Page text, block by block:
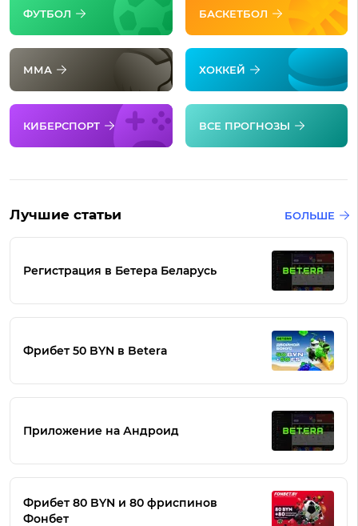
ФУТБОЛ БАСКЕТБОЛ
ММА ХОККЕЙ
КИБЕРСПОРТ ВСЕ ПРОГНОЗЫ
Лучшие статьи БОЛЬШЕ
Регистрация в Бетера Беларусь
Фрибет 50 BYN в Betera
Приложение на Андроид
Фрибет 80 BYN и 80 фриспинов
Фонбет